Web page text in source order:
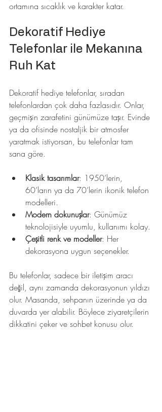
ortamına sıcaklık ve karakter katar.
Dekoratif Hediye
Telefonlar ile Mekanına
Ruh Kat
Dekoratif hediye telefonlar, sıradan
telefonlardan çok daha fazlasıdır. Onlar,
geçmişin zarafetini günümüze taşır. Evinde
ya da ofisinde nostaljik bir atmosfer
yaratmak istiyorsan, bu telefonlar tam
sana göre.
Klasik tasarımlar: 1950’lerin,
60’ların ya da 70’lerin ikonik telefon
modelleri.
Modern dokunuşlar: Günümüz
teknolojisiyle uyumlu, kullanımı kolay.
Çeşitli renk ve modeller: Her
dekorasyona uygun seçenekler.
Bu telefonlar, sadece bir iletişim aracı
değil, aynı zamanda dekorasyonun yıldızı
olur. Masanda, sehpanın üzerinde ya da
duvarda yer alabilir. Böylece ziyaretçilerin
dikkatini çeker ve sohbet konusu olur.